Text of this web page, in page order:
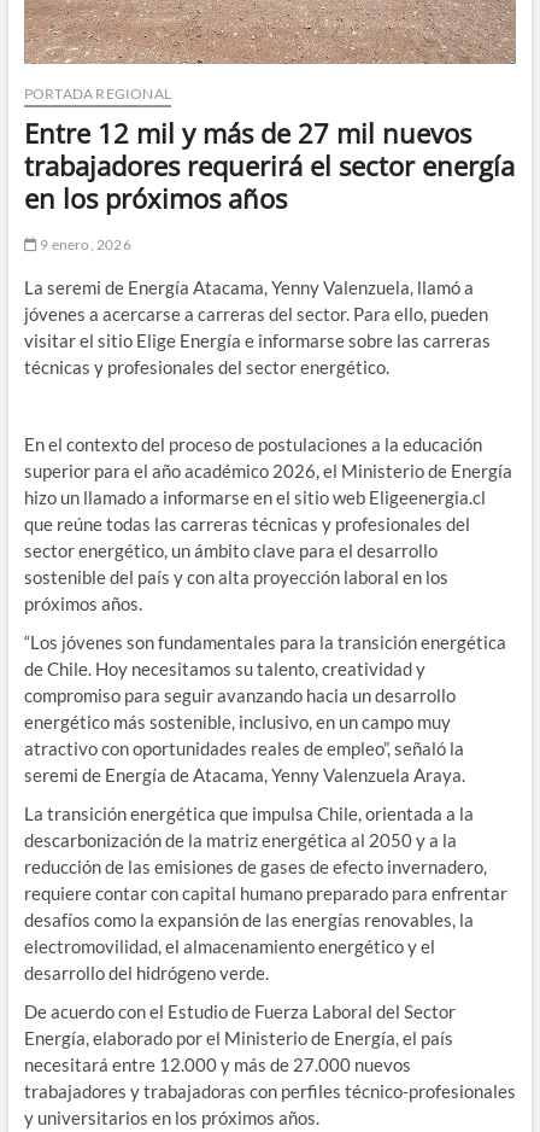
PORTADA REGIONAL
Entre 12 mil y más de 27 mil nuevos
trabajadores requerirá el sector energía
en los próximos años
9 enero, 2026
La seremi de Energía Atacama, Yenny Valenzuela, llamó a
jóvenes a acercarse a carreras del sector. Para ello, pueden
visitar el sitio Elige Energía e informarse sobre las carreras
técnicas y profesionales del sector energético.
En el contexto del proceso de postulaciones a la educación
superior para el año académico 2026, el Ministerio de Energía
hizo un llamado a informarse en el sitio web Eligeenergia.cl
que reúne todas las carreras técnicas y profesionales del
sector energético, un ámbito clave para el desarrollo
sostenible del país y con alta proyección laboral en los
próximos años.
“Los jóvenes son fundamentales para la transición energética
de Chile. Hoy necesitamos su talento, creatividad y
compromiso para seguir avanzando hacia un desarrollo
energético más sostenible, inclusivo, en un campo muy
atractivo con oportunidades reales de empleo”, señaló la
seremi de Energía de Atacama, Yenny Valenzuela Araya.
La transición energética que impulsa Chile, orientada a la
descarbonización de la matriz energética al 2050 y a la
reducción de las emisiones de gases de efecto invernadero,
requiere contar con capital humano preparado para enfrentar
desafíos como la expansión de las energías renovables, la
electromovilidad, el almacenamiento energético y el
desarrollo del hidrógeno verde.
De acuerdo con el Estudio de Fuerza Laboral del Sector
Energía, elaborado por el Ministerio de Energía, el país
necesitará entre 12.000 y más de 27.000 nuevos
trabajadores y trabajadoras con perfiles técnico-profesionales
y universitarios en los próximos años.